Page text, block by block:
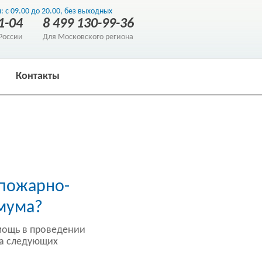
с 09.00 до 20.00, без выходных
04 8 499 130-99-36
Для Московского региона
Контакты
в проведении
следующих